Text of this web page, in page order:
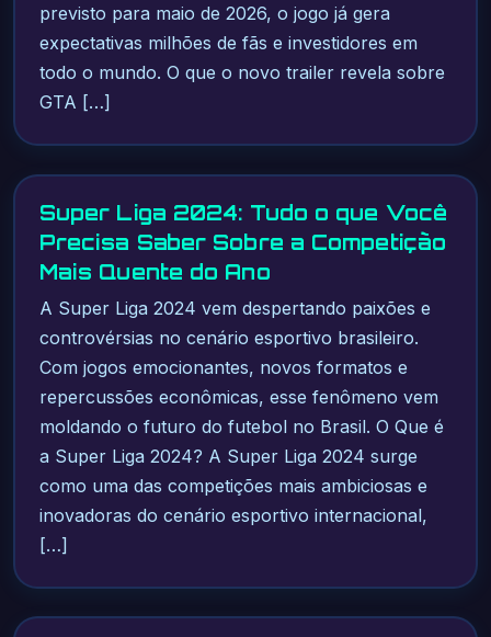
previsto para maio de 2026, o jogo já gera
expectativas milhões de fãs e investidores em
todo o mundo. O que o novo trailer revela sobre
GTA […]
Super Liga 2024: Tudo o que Você
Precisa Saber Sobre a Competição
Mais Quente do Ano
A Super Liga 2024 vem despertando paixões e
controvérsias no cenário esportivo brasileiro.
Com jogos emocionantes, novos formatos e
repercussões econômicas, esse fenômeno vem
moldando o futuro do futebol no Brasil. O Que é
a Super Liga 2024? A Super Liga 2024 surge
como uma das competições mais ambiciosas e
inovadoras do cenário esportivo internacional,
[…]